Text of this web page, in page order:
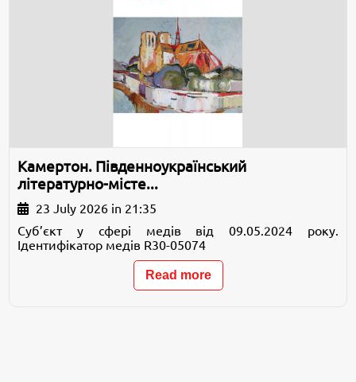
Камертон. Південноукраїнський
літературно-місте...
23 July 2026 in 21:35
Суб’єкт у сфері медів від 09.05.2024 року.
Ідентифікатор медів R30-05074
Read more